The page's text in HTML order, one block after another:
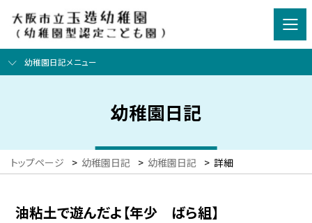
幼稚園日記メニュー
幼稚園日記
トップページ > 幼稚園日記 > 幼稚園日記 > 詳細
油粘土で遊んだよ【年少 ばら組】